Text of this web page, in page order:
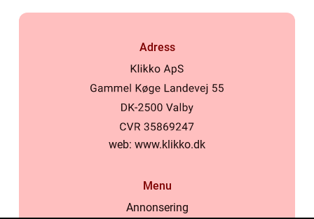
Adress
web: www.klikko.dk
Menu
Annonsering